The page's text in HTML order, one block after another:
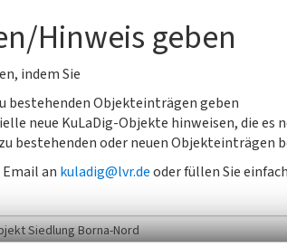
Hinweis geben
indem Sie
bestehenden Objekteinträgen geben
neue KuLaDig-Objekte hinweisen, die es
bestehenden oder neuen Objekteinträgen
Email an kuladig@lvr.deoder füllen Sie